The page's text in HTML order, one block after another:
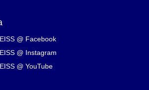
@ Facebook
@ Instagram
@ YouTube